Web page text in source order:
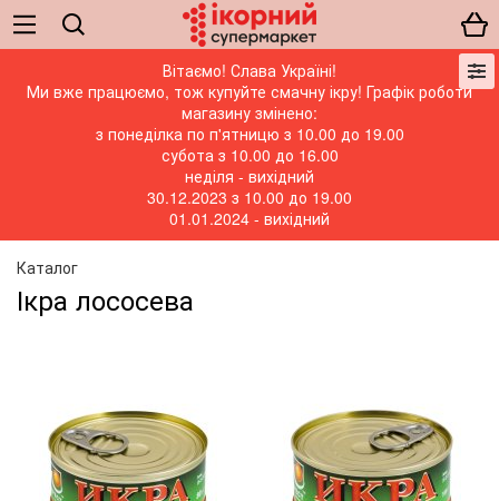
Вітаємо! Слава Україні!
Ми вже працюємо, тож купуйте смачну ікру! Графік роботи
магазину змінено:
з понеділка по п'ятницю з 10.00 до 19.00
субота з 10.00 до 16.00
неділя - вихідний
30.12.2023 з 10.00 до 19.00
01.01.2024 - вихідний
Каталог
Ікра лососева